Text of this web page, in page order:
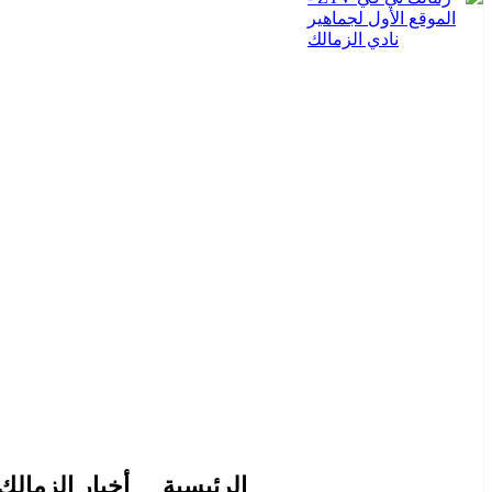
الرئيسية أخبار